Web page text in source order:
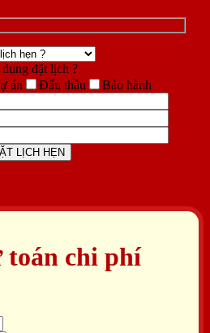
đặt lịch ?
án Đấu thầu Bảo hành
toán chi phí